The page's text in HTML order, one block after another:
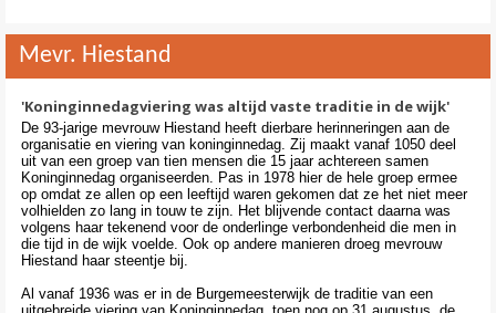
Mevr. Hiestand
'Koninginnedagviering was altijd vaste traditie in de wijk'
De 93-jarige mevrouw Hiestand heeft dierbare herinneringen aan de
organisatie en viering van koninginnedag. Zij maakt vanaf 1050 deel
uit van een groep van tien mensen die 15 jaar achtereen samen
Koninginnedag organiseerden. Pas in 1978 hier de hele groep ermee
op omdat ze allen op een leeftijd waren gekomen dat ze het niet meer
volhielden zo lang in touw te zijn. Het blijvende contact daarna was
volgens haar tekenend voor de onderlinge verbondenheid die men in
die tijd in de wijk voelde. Ook op andere manieren droeg mevrouw
Hiestand haar steentje bij.
Al vanaf 1936 was er in de Burgemeesterwijk de traditie van een